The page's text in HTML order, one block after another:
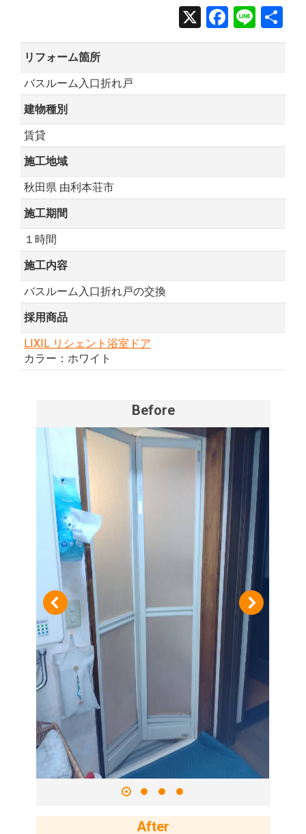
X Line
有
リフォーム箇所
バスルーム入口折れ戸
建物種別
賃貸
施工地域
秋田県 由利本荘市
施工期間
１時間
施工内容
バスルーム入口折れ戸の交換
採用商品
LIXIL リシェント浴室ドア
カラー：ホワイト
Before
After